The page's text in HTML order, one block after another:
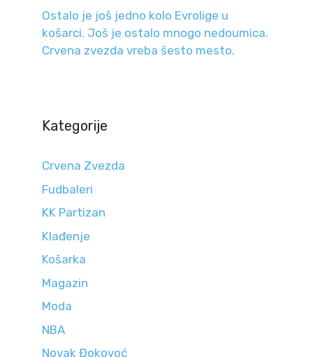
Ostalo je još jedno kolo Evrolige u
košarci. Još je ostalo mnogo nedoumica.
Crvena zvezda vreba šesto mesto.
Kategorije
Crvena Zvezda
Fudbaleri
KK Partizan
Klađenje
Košarka
Magazin
Moda
NBA
Novak Đokovoć